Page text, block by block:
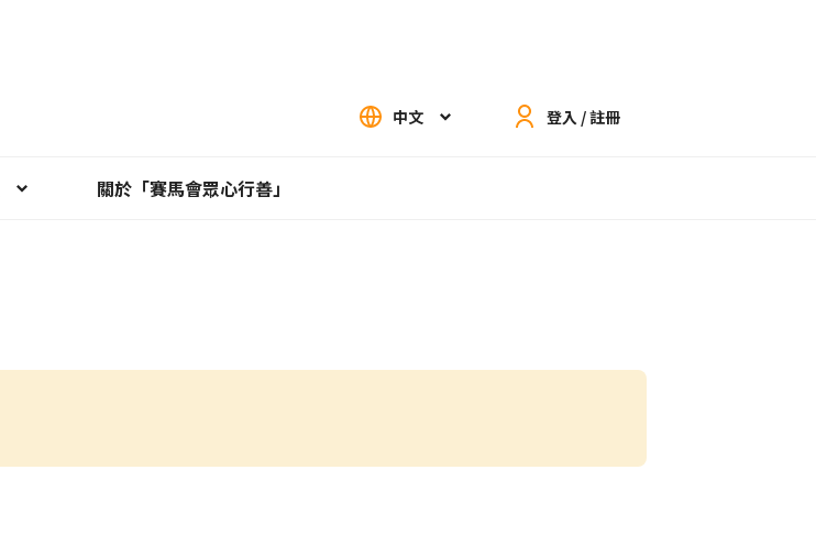
中文 登入 / 註冊
關於「賽馬會眾心行善」